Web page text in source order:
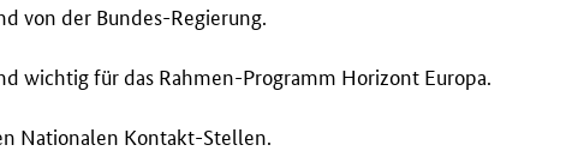
von der Bundes-Regierung.
wichtig für das Rahmen-Programm Horizont Europa.
Nationalen Kontakt-Stellen.